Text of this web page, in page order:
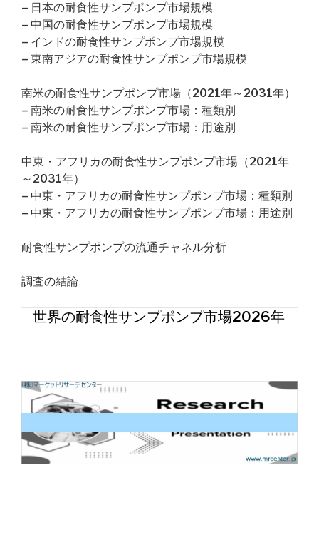
– 日本の耐食性サンプポンプ市場規模
– 中国の耐食性サンプポンプ市場規模
– インドの耐食性サンプポンプ市場規模
– 東南アジアの耐食性サンプポンプ市場規模
南米の耐食性サンプポンプ市場（2021年～2031年）
– 南米の耐食性サンプポンプ市場：種類別
– 南米の耐食性サンプポンプ市場：用途別
中東・アフリカの耐食性サンプポンプ市場（2021年
～2031年）
– 中東・アフリカの耐食性サンプポンプ市場：種類別
– 中東・アフリカの耐食性サンプポンプ市場：用途別
耐食性サンプポンプの流通チャネル分析
調査の結論
世界の耐食性サンプポンプ市場2026年